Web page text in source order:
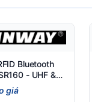
Bluetooth
- UHF &
giá